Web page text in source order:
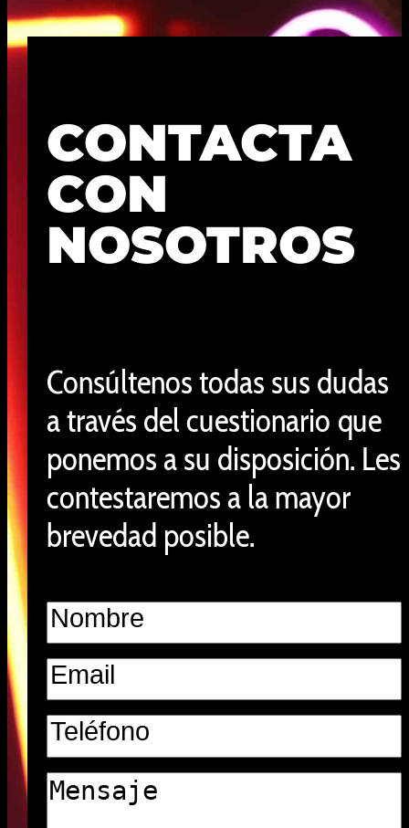
CONTACTA
CON
NOSOTROS
Consúltenos todas sus dudas
a través del cuestionario que
ponemos a su disposición. Les
contestaremos a la mayor
brevedad posible.
Nombre*
Email*
Teléfono
Mensaje